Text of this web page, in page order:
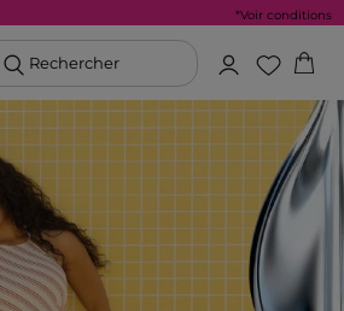
*Voir conditions
Rechercher